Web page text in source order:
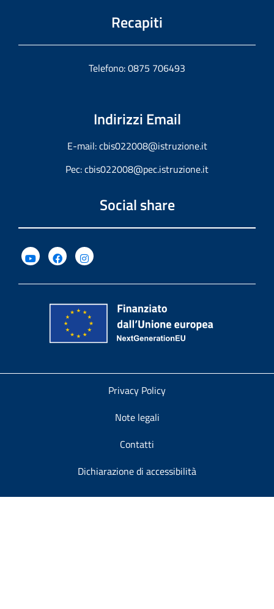
Recapiti
Telefono: 0875 706493
Indirizzi Email
E-mail:cbis022008@istruzione.it
Pec:cbis022008@pec.istruzione.it
Social share
Privacy Policy
Note legali
Contatti
Dichiarazione di accessibilità